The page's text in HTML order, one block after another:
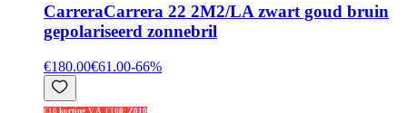
CarreraCarrera 22 2M2/LA zwart goud bruin
gepolariseerd zonnebril
€180.00€61.00-66%
€10 korting V.A. €100: Z010